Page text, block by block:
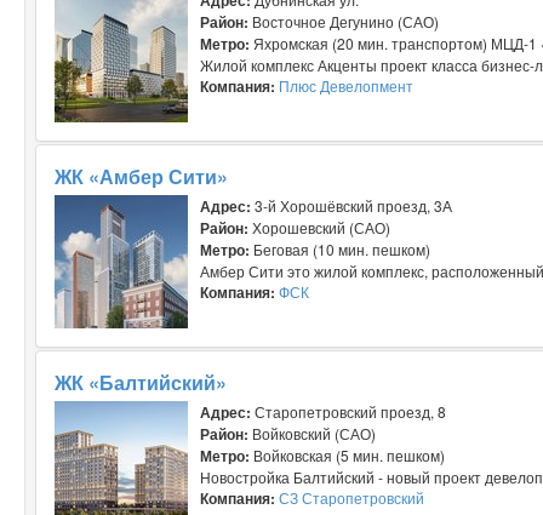
Район: Восточное Дегунино (САО)
Метро: Яхромская (20 мин. транспортом) МЦД-
Жилой комплекс Акценты проект класса
Компания: Плюс Девелопмент
ЖК «Амбер Сити»
Адрес: 3-й Хорошёвский проезд, 3А
Район: Хорошевский (САО)
Метро: Беговая (10 мин. пешком)
Амбер Сити это жилой комплекс,
Компания: ФСК
ЖК «Балтийский»
Адрес: Старопетровский проезд, 8
Район: Войковский (САО)
Метро: Войковская (5 мин. пешком)
Новостройка Балтийский - новый проект
Компания: СЗ Старопетровский